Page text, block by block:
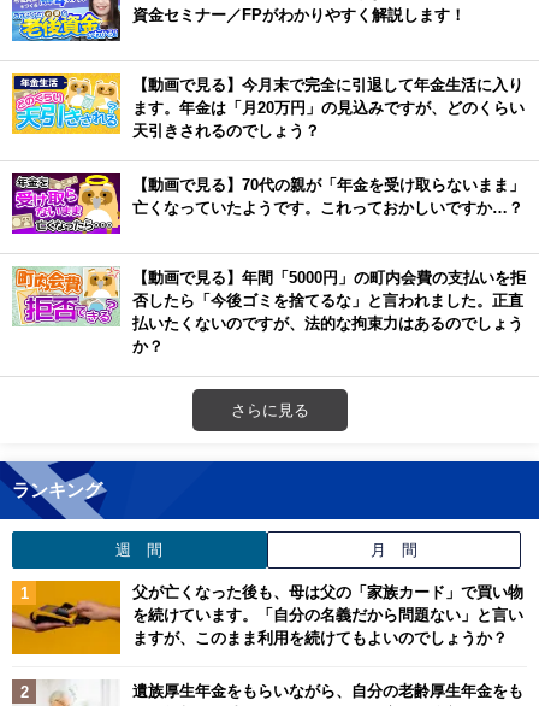
資金セミナー／FPがわかりやすく解説します！
【動画で見る】今月末で完全に引退して年金生活に入り
ます。年金は「月20万円」の見込みですが、どのくらい
天引きされるのでしょう？
【動画で見る】70代の親が「年金を受け取らないまま」
亡くなっていたようです。これっておかしいですか…？
【動画で見る】年間「5000円」の町内会費の支払いを拒
否したら「今後ゴミを捨てるな」と言われました。正直
払いたくないのですが、法的な拘束力はあるのでしょう
か？
さらに見る
ランキング
週 間 月 間
父が亡くなった後も、母は父の「家族カード」で買い物
を続けています。「自分の名義だから問題ない」と言い
ますが、このまま利用を続けてもよいのでしょうか？
遺族厚生年金をもらいながら、自分の老齢厚生年金をも